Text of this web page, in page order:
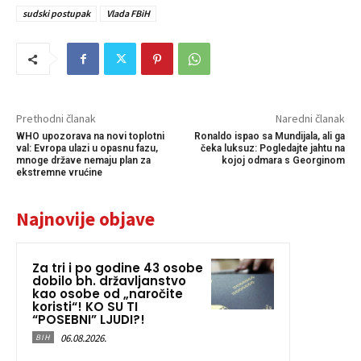
sudski postupak
Vlada FBiH
Prethodni članak
WHO upozorava na novi toplotni
val: Evropa ulazi u opasnu fazu,
mnoge države nemaju plan za
ekstremne vrućine
Naredni članak
Ronaldo ispao sa Mundijala, ali ga
čeka luksuz: Pogledajte jahtu na
kojoj odmara s Georginom
Najnovije objave
Za tri i po godine 43 osobe
dobilo bh. državljanstvo
kao osobe od „naročite
koristi“! KO SU TI
“POSEBNI” LJUDI?!
BIH 06.08.2026.